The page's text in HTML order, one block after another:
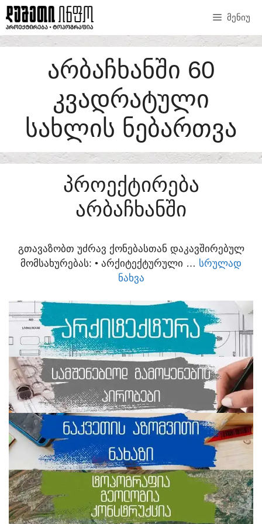
SKIP
TO
CONTENT
ᲛᲔᲜᲘᲣ
ᲐᲠᲑᲐᲩᲮᲐᲜᲨᲘ 60
ᲙᲕᲐᲓᲠᲐᲢᲣᲚᲘ
ᲡᲐᲮᲚᲘᲡ ᲜᲔᲑᲐᲠᲗᲕᲐ
ᲞᲠᲝᲔᲥᲢᲘᲠᲔᲑᲐ
ᲐᲠᲑᲐᲩᲮᲐᲜᲨᲘ
ᲒᲗᲐᲕᲐᲖᲝᲑᲗ ᲣᲫᲠᲐᲕ ᲥᲝᲜᲔᲑᲐᲡᲗᲐᲜ ᲓᲐᲙᲐᲕᲨᲘᲠᲔᲑᲣᲚ
ᲛᲝᲛᲡᲐᲮᲣᲠᲔᲑᲐᲡ:​ • ᲐᲠᲥᲘᲢᲔᲥᲢᲣᲠᲣᲚᲘ … ᲡᲠᲣᲚᲐᲓ
ᲜᲐᲮᲕᲐ